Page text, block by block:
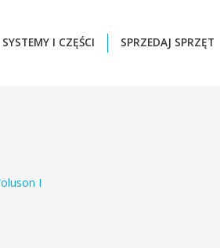
SYSTEMY I CZĘŚCI SPRZEDAJ SPRZĘT
I